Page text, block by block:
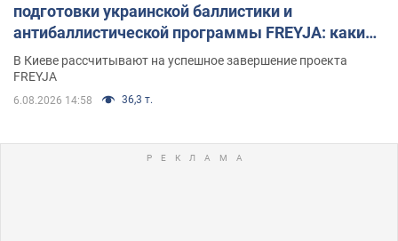
подготовки украинской баллистики и
антибаллистической программы FREYJA: какие
решения готовятся
В Киеве рассчитывают на успешное завершение проекта
FREYJA
6.08.2026 14:58 36,3 т.